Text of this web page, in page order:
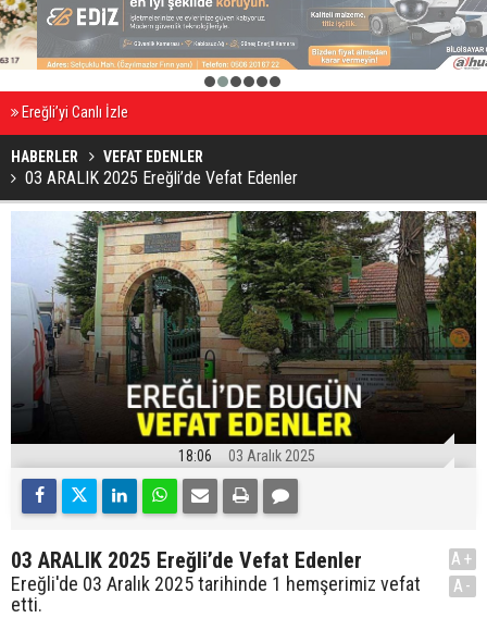
2 3 4 5 6
Ereğli’yi Canlı İzle
HABERLER VEFAT EDENLER
03 ARALIK 2025 Ereğli’de Vefat Edenler
18:06 03 Aralık 2025
03 ARALIK 2025 Ereğli’de Vefat Edenler
Ereğli'de 03 Aralık 2025 tarihinde 1 hemşerimiz vefat
etti.
A+
A-